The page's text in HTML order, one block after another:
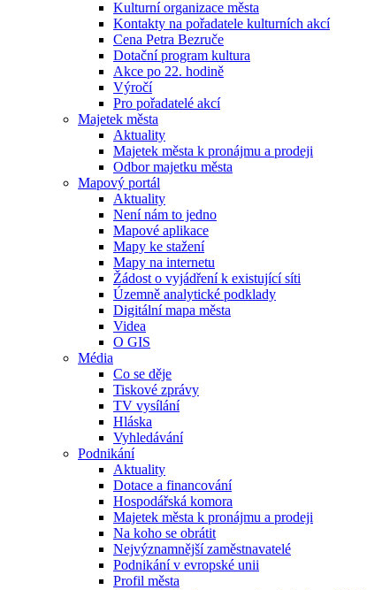
Kulturní organizace města
Kontakty na pořadatele kulturních akcí
Cena Petra Bezruče
Dotační program kultura
Akce po 22. hodině
Výročí
Pro pořadatelé akcí
Majetek města
Aktuality
Majetek města k pronájmu a prodeji
Odbor majetku města
Mapový portál
Aktuality
Není nám to jedno
Mapové aplikace
Mapy ke stažení
Mapy na internetu
Žádost o vyjádření k existující síti
Územně analytické podklady
Digitální mapa města
Videa
O GIS
Média
Co se děje
Tiskové zprávy
TV vysílání
Hláska
Vyhledávání
Podnikání
Aktuality
Dotace a financování
Hospodářská komora
Majetek města k pronájmu a prodeji
Na koho se obrátit
Nejvýznamnější zaměstnavatelé
Podnikání v evropské unii
Profil města